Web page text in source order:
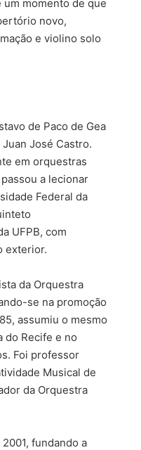
um momento de que
novo,
e violino solo
de Paco de Gea
José Castro.
em orquestras
a lecionar
Federal da
UFPB, com
exterior.
da Orquestra
se na promoção
assumiu o mesmo
do Recife e no
Foi professor
Musical de
da Orquestra
fundando a